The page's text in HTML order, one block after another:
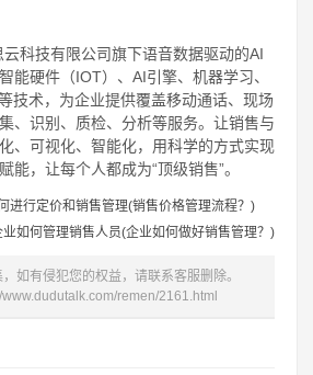
科技有限公司旗下语音数据驱动的AI
能硬件（IOT）、AI引擎、机器学习、
技术，为企业提供覆盖移动通话、现场
、识别、质检、分析等服务。让销售与
、可视化、智能化，用科学的方式实现
能，让每个人都成为“顶级销售”。
进行定价和销售管理(销售价格管理流程？)
业如何管理销售人员(企业如何做好销售管理？)
如有侵犯您的权益，请联系客服删除。
www.dudutalk.com/remen/2161.html